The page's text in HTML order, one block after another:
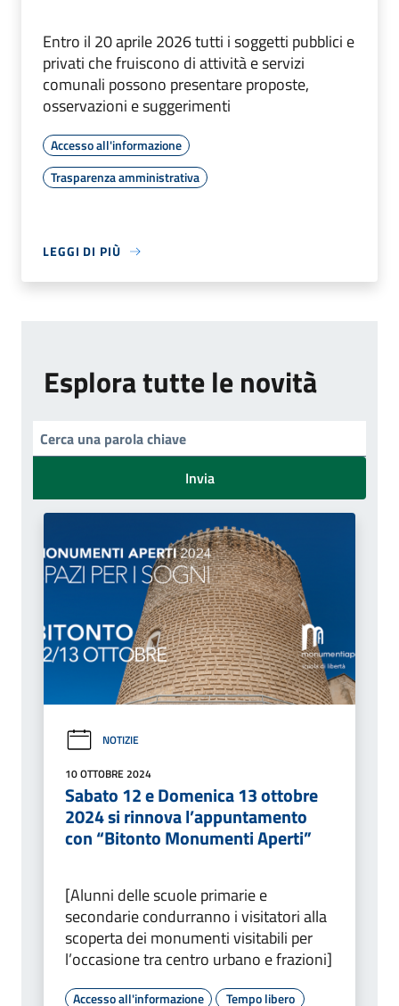
Entro il 20 aprile 2026 tutti i soggetti pubblici e
privati che fruiscono di attività e servizi
comunali possono presentare proposte,
osservazioni e suggerimenti
Accesso all'informazione
Trasparenza amministrativa
LEGGI DI PIÙ
Esplora tutte le novità
Invia
NOTIZIE
10 OTTOBRE 2024
Sabato 12 e Domenica 13 ottobre
2024 si rinnova l’appuntamento
con “Bitonto Monumenti Aperti”
[Alunni delle scuole primarie e
secondarie condurranno i visitatori alla
scoperta dei monumenti visitabili per
l’occasione tra centro urbano e frazioni]
Accesso all'informazione Tempo libero